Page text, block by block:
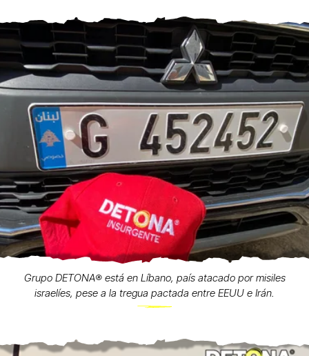
Grupo DETONA®️ está en Líbano, país atacado por misiles
israelíes, pese a la tregua pactada entre EEUU e Irán.